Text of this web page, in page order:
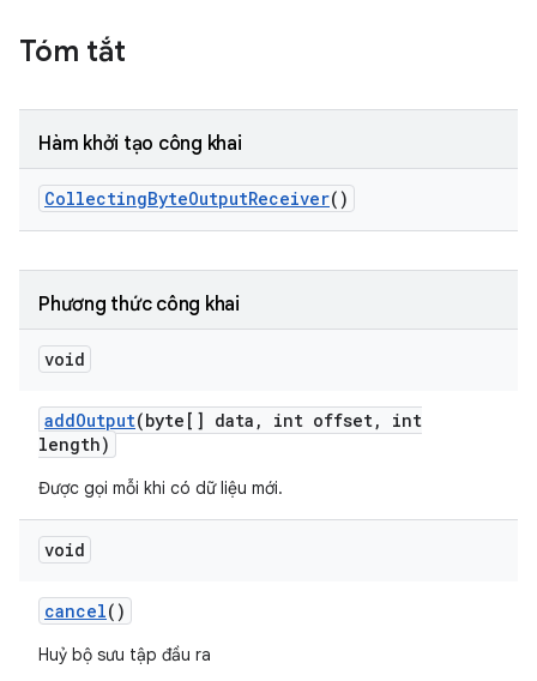
Tóm tắt
Hàm khởi tạo công khai
CollectingByteOutputReceiver()
Phương thức công khai
void
addOutput(byte[] data , int offset,
int
length)
Được gọi mỗi khi có dữ liệu mới.
void
cancel()
Huỷ bộ sưu tập đầu ra